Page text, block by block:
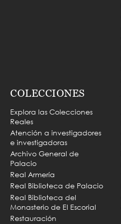
COLECCIONES
Explora las Colecciones
Reales
Atención a investigadores
e investigadoras
Archivo General de
Palacio
Real Armería
Real Biblioteca de Palacio
Real Biblioteca del
Monasterio de El Escorial
Restauración